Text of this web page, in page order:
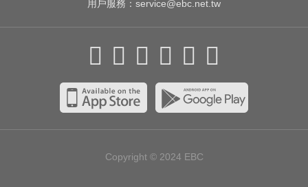
用戶服務： service@ebc.net.tw
Copyright © 2024 EBC